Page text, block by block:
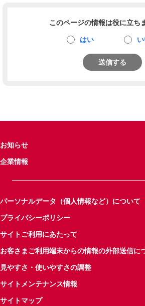
このページの情報は役に立ち
はい い
送信する
お知らせ
企業情報
パーソナルデータ（個人情報など）について
プライバシーポリシー
サイトご利用にあたって
お客さまご利用端末からの情報の外部送信に
見やすさ・使いやすさの調整
サイトメンテナンス情報
サイトマップ